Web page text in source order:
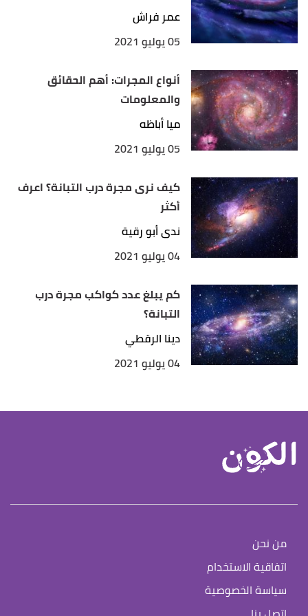
↑
"The Milky Way Spiral"
,universetoday, Retrieved
30/04/2021. Edited.
عمر فراش
05 يوليو 2021
أنواع المجرات: أهم الحقائق
والمعلومات
ميا أباظه
05 يوليو 2021
كيف نرى مجرة درب التبانة؟ اعرف
أكثر
ندى أبو رقية
04 يوليو 2021
كم يبلغ عدد كواكب مجرة درب
التبانة؟
دينا الرقطي
04 يوليو 2021
من نحن
اتفاقية الاستخدام
سياسة الخصوصية